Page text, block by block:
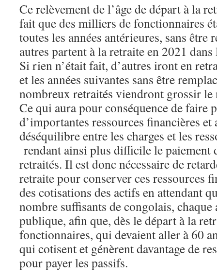
Ce relèvement de l’âge de départ à la
fait que des milliers de fonctionnaires
toutes les années antérieures, sans être
autres partent à la retraite en 2021
Si rien n’était fait, d’autres iront en
et les années suivantes sans être
nombreux retraités viendront grossir le
Ce qui aura pour conséquence de faire
d’importantes ressources financières et
déséquilibre entre les charges et les
rendant ainsi plus difficile le paiement
retraités. Il est donc nécessaire de
retraite pour conserver ces ressources
des cotisations des actifs en attendant
nombre suffisants de congolais,
publique, afin que, dès le départ à la
fonctionnaires, qui devaient aller à 60
qui cotisent et génèrent davantage de
pour payer les passifs.